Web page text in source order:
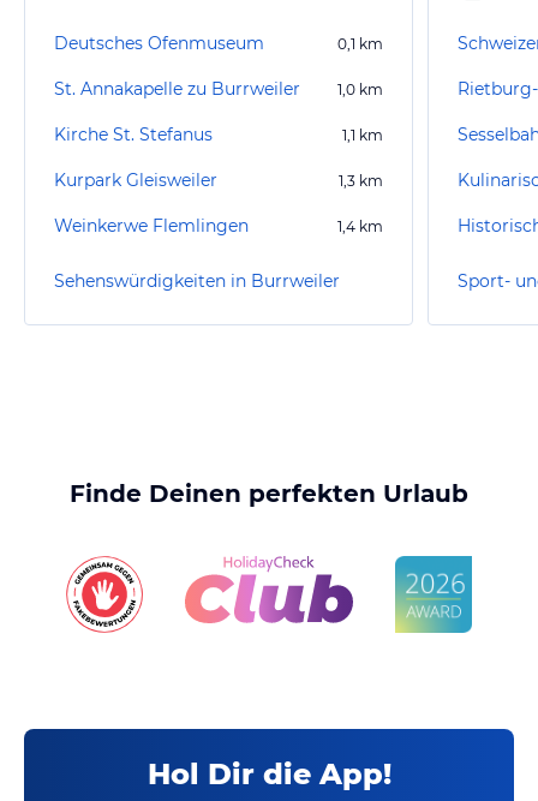
Deutsches Ofenmuseum 0,1 km
St. Annakapelle zu Burrweiler 1,0 km
Kirche St. Stefanus 1,1 km
Kurpark Gleisweiler 1,3 km
Weinkerwe Flemlingen 1,4 km
Sehenswürdigkeiten in Burrweiler
Finde Deinen perfekten Urlaub
Hol Dir die App!